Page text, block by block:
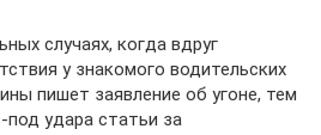
случаях, когда вдруг
у знакомого водительских
пишет заявление об угоне, тем
удара статьи за